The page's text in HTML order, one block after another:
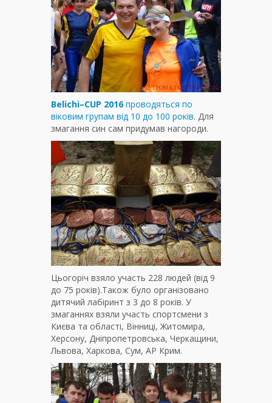
Belichi–CUP 2016проводяться по
віковим групам від 10 до 100 років. Для
змагання син сам придумав нагороди.
Цьогоріч взяло участь 228 людей (від 9
до 75 років).Також було організовано
дитячий лабіринт з 3 до 8 років. У
змаганнях взяли участь спортсмени з
Києва та області, Вінниці, Житомира,
Херсону, Дніпропетровська, Черкащини,
Львова, Харкова, Сум, АР Крим.